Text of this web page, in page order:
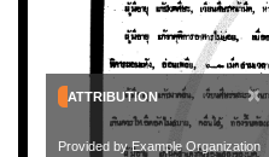
ATTRIBUTION ×
Provided by Example Organization